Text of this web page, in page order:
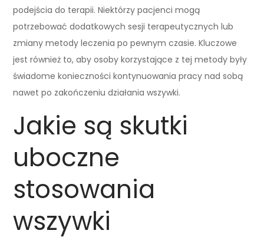
podejścia do terapii. Niektórzy pacjenci mogą
potrzebować dodatkowych sesji terapeutycznych lub
zmiany metody leczenia po pewnym czasie. Kluczowe
jest również to, aby osoby korzystające z tej metody były
świadome konieczności kontynuowania pracy nad sobą
nawet po zakończeniu działania wszywki.
Jakie są skutki
uboczne
stosowania
wszywki